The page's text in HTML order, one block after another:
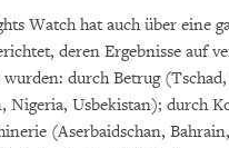
Watch hat auch über eine
deren Ergebnisse auf
wurden: durch Betrug
Nigeria, Usbekistan); durch
(Aserbaidschan,